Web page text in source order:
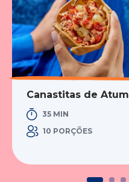
Canastitas de Atum
35 MIN
10 PORÇÕES